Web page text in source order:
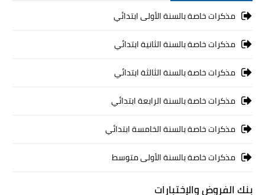
مذكرات خاصة بالسنة الأولى ابتدائي
مذكرات خاصة بالسنة الثانية ابتدائي
مذكرات خاصة بالسنة الثالثة ابتدائي
مذكرات خاصة بالسنة الرابعة ابتدائي
مذكرات خاصة بالسنة الخامسة ابتدائي
مذكرات خاصة بالسنة الأولى متوسط
بنك الفروض والإختبارات